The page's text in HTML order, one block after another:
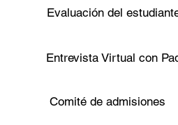
Evaluación del
Entrevista Virtual con
Comité de admisiones